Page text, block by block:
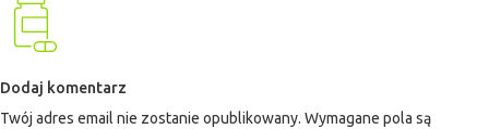
Dodaj komentarz
Twój adres email nie zostanie opublikowany. Wymagane pola są